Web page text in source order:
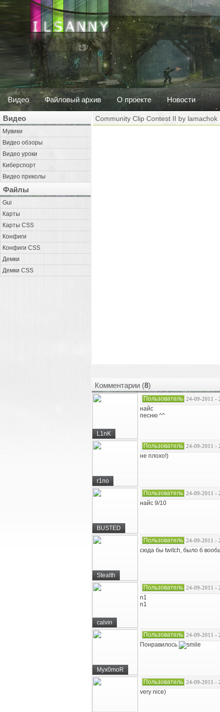
Видео Файловый архив О проекте Новости
Видео
Мувики
Видео обзоры
Видео уроки
Киберспорт
Видео приколы
Файлы
Gui
Карты
Карты CSS
Конфиги
Конфиги CSS
Демки
Демки CSS
Community Clip Contest II by lamachok
Комментарии (8)
L1nK
Пользователь 24-09-2011 -
найс
песню ^^
r1no
Пользователь 24-09-2011 -
не плохо!)
BUSTED
Пользователь 24-09-2011 -
найс 9/10
Stealth
Пользователь 24-09-2011 -
сюда бы twitch, было б
calvin
Пользователь 24-09-2011 -
n1
n1
Myx0moR
Пользователь 24-09-2011 -
Понравилось
Пользователь 24-09-2011 -
very nice)